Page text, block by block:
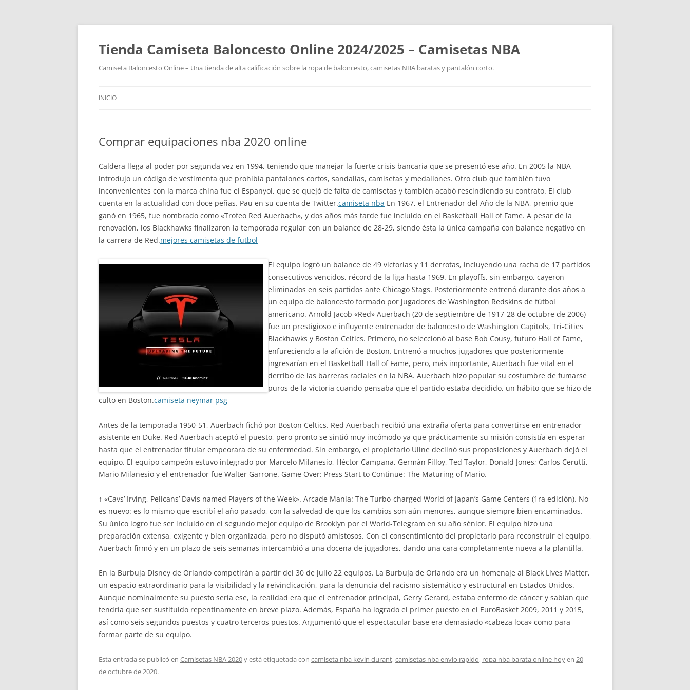
Tienda Camiseta Baloncesto Online 2024/2025 – Camisetas NBA
Camiseta Baloncesto Online – Una tienda de alta calificación sobre la ropa de baloncesto, camisetas NBA baratas y pantalón corto.
INICIO
Comprar equipaciones nba 2020 online
Caldera llega al poder por segunda vez en 1994, teniendo que manejar la fuerte crisis bancaria que se presentó ese año. En 2005 la NBA
introdujo un código de vestimenta que prohibía pantalones cortos, sandalias, camisetas y medallones. Otro club que también tuvo
inconvenientes con la marca china fue el Espanyol, que se quejó de falta de camisetas y también acabó rescindiendo su contrato. El club
cuenta en la actualidad con doce peñas. Pau en su cuenta de Twitter.camiseta nba En 1967, el Entrenador del Año de la NBA, premio que
ganó en 1965, fue nombrado como «Trofeo Red Auerbach», y dos años más tarde fue incluido en el Basketball Hall of Fame. A pesar de la
renovación, los Blackhawks finalizaron la temporada regular con un balance de 28-29, siendo ésta la única campaña con balance negativo en
la carrera de Red.mejores camisetas de futbol
El equipo logró un balance de 49 victorias y 11 derrotas, incluyendo una racha de 17 partidos
consecutivos vencidos, récord de la liga hasta 1969. En playoffs, sin embargo, cayeron
eliminados en seis partidos ante Chicago Stags. Posteriormente entrenó durante dos años a
un equipo de baloncesto formado por jugadores de Washington Redskins de fútbol
americano. Arnold Jacob «Red» Auerbach (20 de septiembre de 1917-28 de octubre de 2006)
fue un prestigioso e influyente entrenador de baloncesto de Washington Capitols, Tri-Cities
Blackhawks y Boston Celtics. Primero, no seleccionó al base Bob Cousy, futuro Hall of Fame,
enfureciendo a la afición de Boston. Entrenó a muchos jugadores que posteriormente
ingresarían en el Basketball Hall of Fame, pero, más importante, Auerbach fue vital en el
derribo de las barreras raciales en la NBA. Auerbach hizo popular su costumbre de fumarse
puros de la victoria cuando pensaba que el partido estaba decidido, un hábito que se hizo de
culto en Boston.camiseta neymar psg
Antes de la temporada 1950-51, Auerbach fichó por Boston Celtics. Red Auerbach recibió una extraña oferta para convertirse en entrenador
asistente en Duke. Red Auerbach aceptó el puesto, pero pronto se sintió muy incómodo ya que prácticamente su misión consistía en esperar
hasta que el entrenador titular empeorara de su enfermedad. Sin embargo, el propietario Uline declinó sus proposiciones y Auerbach dejó el
equipo. El equipo campeón estuvo integrado por Marcelo Milanesio, Héctor Campana, Germán Filloy, Ted Taylor, Donald Jones; Carlos Cerutti,
Mario Milanesio y el entrenador fue Walter Garrone. Game Over: Press Start to Continue: The Maturing of Mario.
↑ «Cavs’ Irving, Pelicans’ Davis named Players of the Week». Arcade Mania: The Turbo-charged World of Japan’s Game Centers (1ra edición). No
es nuevo: es lo mismo que escribí el año pasado, con la salvedad de que los cambios son aún menores, aunque siempre bien encaminados.
Su único logro fue ser incluido en el segundo mejor equipo de Brooklyn por el World-Telegram en su año sénior. El equipo hizo una
preparación extensa, exigente y bien organizada, pero no disputó amistosos. Con el consentimiento del propietario para reconstruir el equipo,
Auerbach firmó y en un plazo de seis semanas intercambió a una docena de jugadores, dando una cara completamente nueva a la plantilla.
En la Burbuja Disney de Orlando competirán a partir del 30 de julio 22 equipos. La Burbuja de Orlando era un homenaje al Black Lives Matter,
un espacio extraordinario para la visibilidad y la reivindicación, para la denuncia del racismo sistemático y estructural en Estados Unidos.
Aunque nominalmente su puesto sería ese, la realidad era que el entrenador principal, Gerry Gerard, estaba enfermo de cáncer y sabían que
tendría que ser sustituido repentinamente en breve plazo. Además, España ha logrado el primer puesto en el EuroBasket 2009, 2011 y 2015,
así como seis segundos puestos y cuatro terceros puestos. Argumentó que el espectacular base era demasiado «cabeza loca» como para
formar parte de su equipo.
Esta entrada se publicó en Camisetas NBA 2020y está etiquetada con camiseta nba kevin durant,camisetas nba envio rapido, ropa nba barata online hoyen 20
de octubre de 2020.